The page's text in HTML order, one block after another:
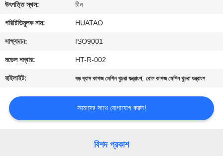
যোগাযোগ
করুন
খবর
উদ্ধৃতির
জন্য
উৎপত্তি স্থল: চীন
পরিচিতিমুলক নাম: HUATAO
সাক্ষ্যদান: ISO9001
মডেল নম্বার: HT-R-002
হাইলাইট: বড় ব্যাস কাগজ মেশিন খুচরা যন্ত্রাংশ,রোল কাগজ মেশিন খুচরা যন্ত্রাংশ
আমাদের সাথে যোগাযোগ করুন!
বিশদ প্রকাশ